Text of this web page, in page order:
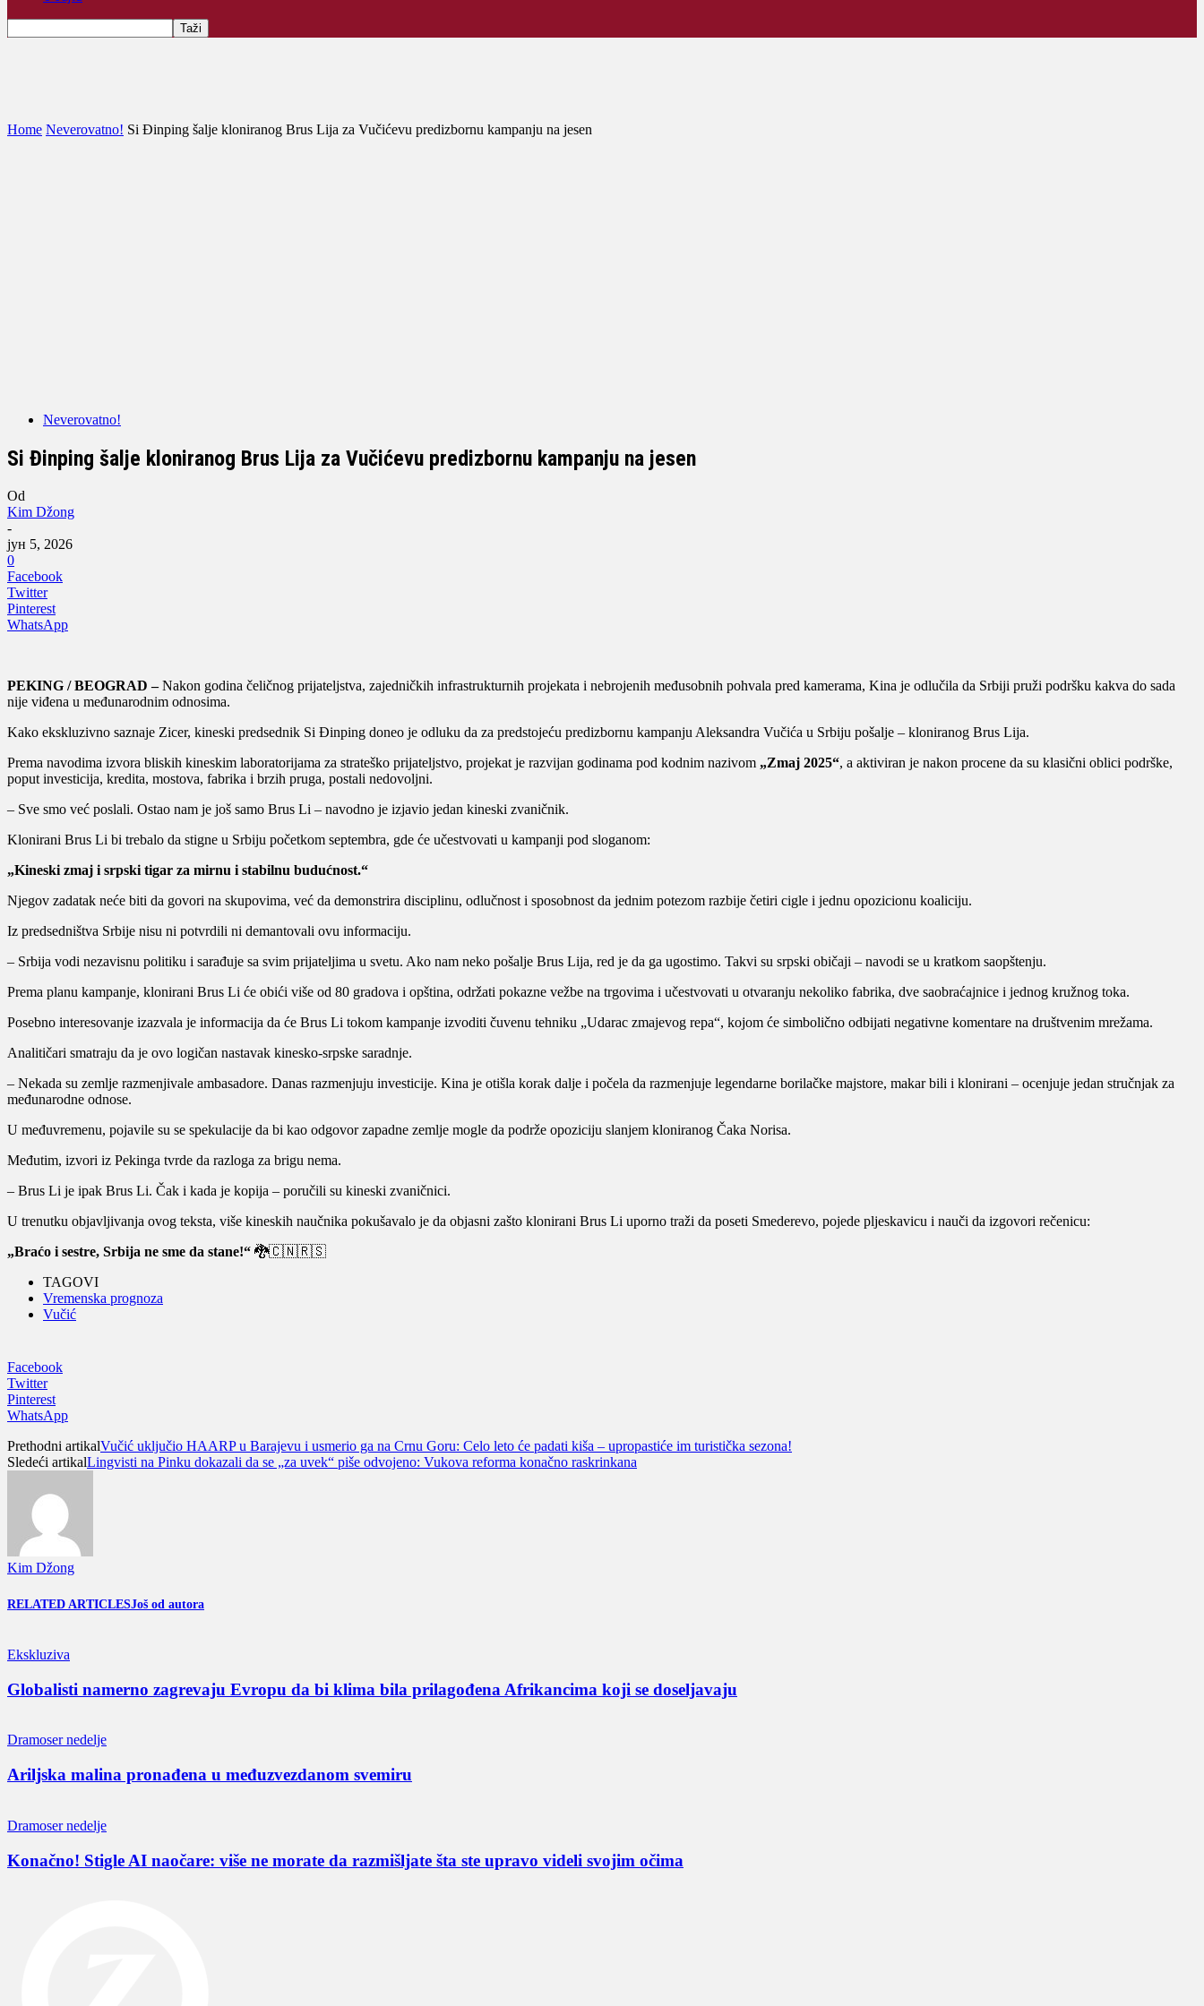
Home Neverovatno! Si Đinping šalje kloniranog Brus Lija za Vučićevu predizbornu kampanju na jesen
Neverovatno!
Si Đinping šalje kloniranog Brus Lija za Vučićevu predizbornu kampanju na jesen
Od
Kim Džong
-
јун 5, 2026
0
Facebook
Twitter
Pinterest
WhatsApp
PEKING / BEOGRAD –Nakon godina čeličnog prijateljstva, zajedničkih infrastrukturnih projekata i nebrojenih međusobnih pohvala pred kamerama, Kina je odlučila da Srbiji pruži podršku kakva do sada
nije viđena u međunarodnim odnosima.
Kako ekskluzivno saznaje Zicer, kineski predsednik Si Đinping doneo je odluku da za predstojeću predizbornu kampanju Aleksandra Vučića u Srbiju pošalje – kloniranog Brus Lija.
Prema navodima izvora bliskih kineskim laboratorijama za strateško prijateljstvo, projekat je razvijan godinama pod kodnim nazivom „Zmaj 2025“, a aktiviran je nakon procene da su klasični oblici podrške,
poput investicija, kredita, mostova, fabrika i brzih pruga, postali nedovoljni.
– Sve smo već poslali. Ostao nam je još samo Brus Li – navodno je izjavio jedan kineski zvaničnik.
Klonirani Brus Li bi trebalo da stigne u Srbiju početkom septembra, gde će učestvovati u kampanji pod sloganom:
„Kineski zmaj i srpski tigar za mirnu i stabilnu budućnost.“
Njegov zadatak neće biti da govori na skupovima, već da demonstrira disciplinu, odlučnost i sposobnost da jednim potezom razbije četiri cigle i jednu opozicionu koaliciju.
Iz predsedništva Srbije nisu ni potvrdili ni demantovali ovu informaciju.
– Srbija vodi nezavisnu politiku i sarađuje sa svim prijateljima u svetu. Ako nam neko pošalje Brus Lija, red je da ga ugostimo. Takvi su srpski običaji – navodi se u kratkom saopštenju.
Prema planu kampanje, klonirani Brus Li će obići više od 80 gradova i opština, održati pokazne vežbe na trgovima i učestvovati u otvaranju nekoliko fabrika, dve saobraćajnice i jednog kružnog toka.
Posebno interesovanje izazvala je informacija da će Brus Li tokom kampanje izvoditi čuvenu tehniku „Udarac zmajevog repa“, kojom će simbolično odbijati negativne komentare na društvenim mrežama.
Analitičari smatraju da je ovo logičan nastavak kinesko-srpske saradnje.
– Nekada su zemlje razmenjivale ambasadore. Danas razmenjuju investicije. Kina je otišla korak dalje i počela da razmenjuje legendarne borilačke majstore, makar bili i klonirani – ocenjuje jedan stručnjak za
međunarodne odnose.
U međuvremenu, pojavile su se spekulacije da bi kao odgovor zapadne zemlje mogle da podrže opoziciju slanjem kloniranog Čaka Norisa.
Međutim, izvori iz Pekinga tvrde da razloga za brigu nema.
– Brus Li je ipak Brus Li. Čak i kada je kopija – poručili su kineski zvaničnici.
U trenutku objavljivanja ovog teksta, više kineskih naučnika pokušavalo je da objasni zašto klonirani Brus Li uporno traži da poseti Smederevo, pojede pljeskavicu i nauči da izgovori rečenicu:
„Braćo i sestre, Srbija ne sme da stane!“ 🐉🇨🇳🇷🇸
TAGOVI
Vremenska prognoza
Vučić
Facebook
Twitter
Pinterest
WhatsApp
Prethodni artikalVučić uključio HAARP u Barajevu i usmerio ga na Crnu Goru: Celo leto će padati kiša – upropastiće im turistička sezona!
Sledeći artikalLingvisti na Pinku dokazali da se „za uvek“ piše odvojeno: Vukova reforma konačno raskrinkana
Kim Džong
RELATED ARTICLESJoš od autora
Ekskluziva
Globalisti namerno zagrevaju Evropu da bi klima bila prilagođena Afrikancima koji se doseljavaju
Dramoser nedelje
Ariljska malina pronađena u međuzvezdanom svemiru
Dramoser nedelje
Konačno! Stigle AI naočare: više ne morate da razmišljate šta ste upravo videli svojim očima